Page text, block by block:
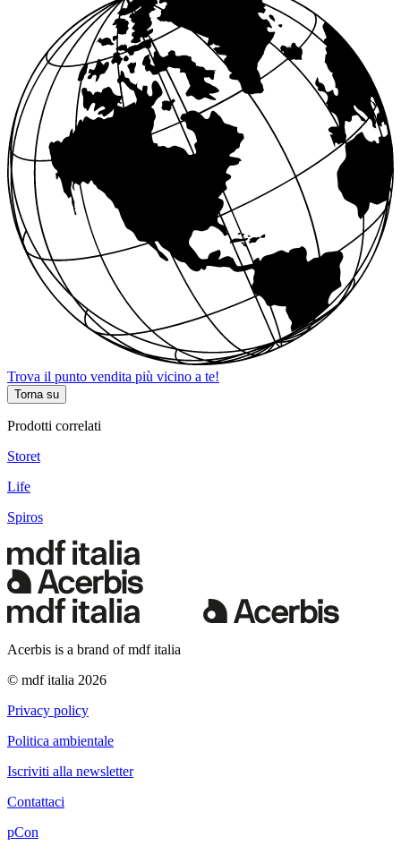
Trova il punto vendita più vicino a te!
Torna su
Prodotti correlati
Storet
Life
Spiros
Acerbis is a brand of mdf italia
© mdf italia 2026
Privacy policy
Politica ambientale
Iscriviti alla newsletter
Contattaci
pCon